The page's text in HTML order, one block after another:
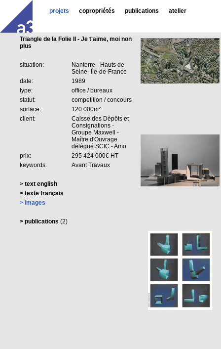
projets copropriétés publications atelier
Triangle de la Folie II - Je t'aime, moi non
plus
situation:
Nanterre - Hauts de
Seine- Île-de-France
date:
1989
type:
office / bureaux
statut:
competition / concours
surface:
120 000m²
client:
Caisse des Dépôts et
Consignations -
Groupe Maxwell -
Maître d'Ouvrage
délégué SCIC - Amo
prix:
295 424 000€ HT
keywords:
Avant Travaux
> text english
> texte français
> images
> publications (2)